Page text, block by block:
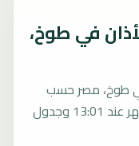
في طوخ،
طوخ، مصر حسب
التوقيت المحلي، مع الصلاة القادمة الظهر عند 13:01 وجدول